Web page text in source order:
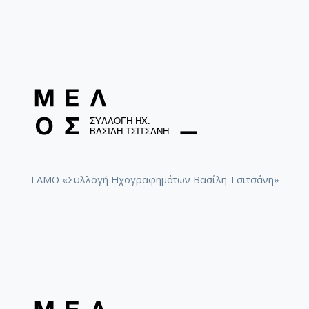
ΤΑΜΟ «Συλλογή Ηχογραφημάτων Βασίλη Τσιτσάνη»